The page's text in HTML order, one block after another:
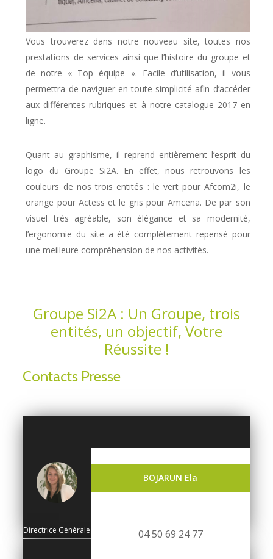
Vous trouverez dans notre nouveau site, toutes nos
prestations de services ainsi que l’histoire du groupe et
de notre « Top équipe ». Facile d’utilisation, il vous
permettra de naviguer en toute simplicité afin d’accéder
aux différentes rubriques et à notre catalogue 2017 en
ligne.
Quant au graphisme, il reprend entièrement l’esprit du
logo du Groupe Si2A. En effet, nous retrouvons les
couleurs de nos trois entités : le vert pour Afcom2i, le
orange pour Actess et le gris pour Amcena. De par son
visuel très agréable, son élégance et sa modernité,
l’ergonomie du site a été complètement repensé pour
une meilleure compréhension de nos activités.
Groupe Si2A : Un Groupe, trois
entités, un objectif, Votre
Réussite !
Contacts Presse
Directrice Générale
BOJARUN Ela
04 50 69 24 77